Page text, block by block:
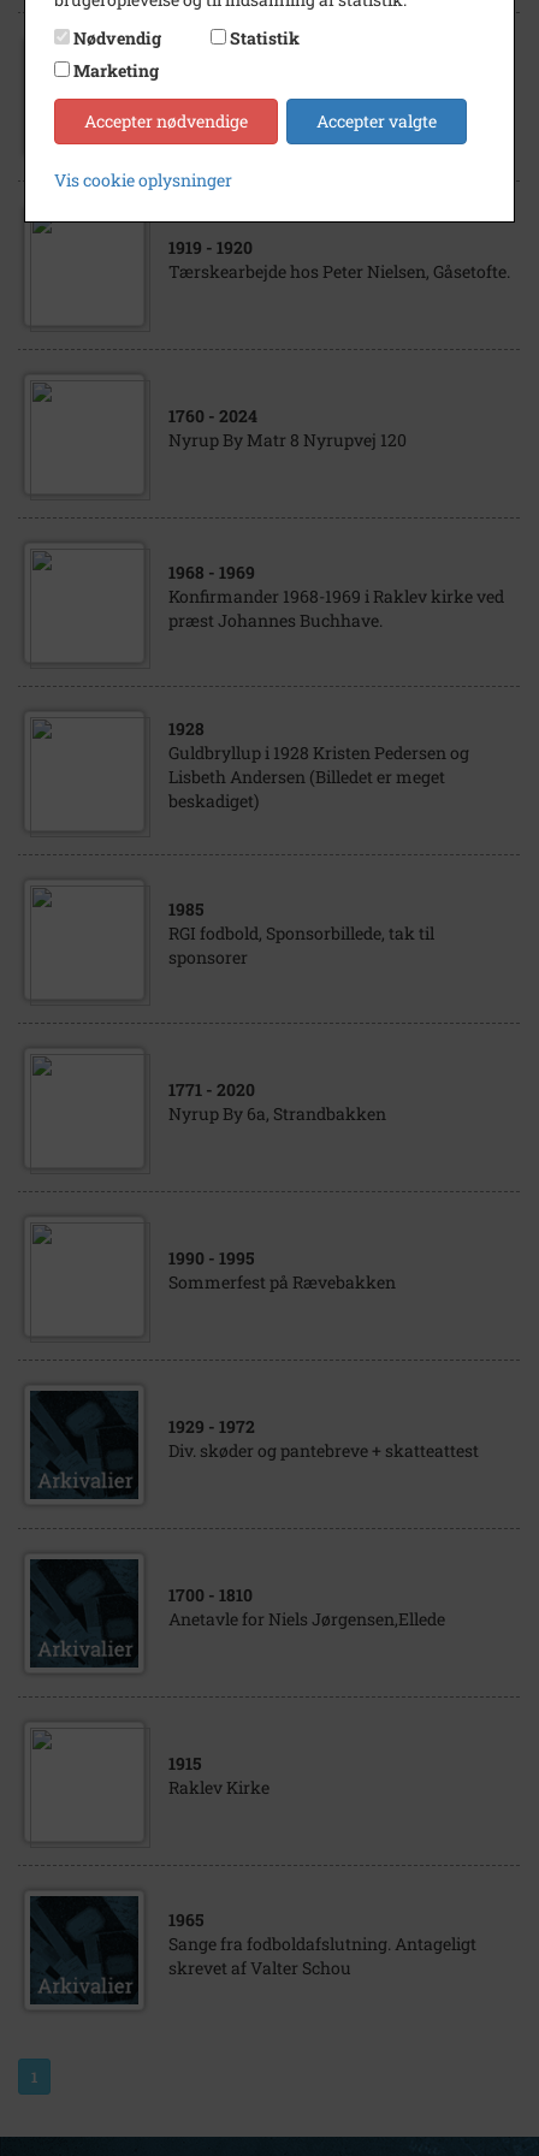
Munkesøen, Kalundborg.
1919 - 1920
Tærskearbejde hos Peter Nielsen, Gåsetofte.
1760 - 2024
Nyrup By Matr 8 Nyrupvej 120
1968 - 1969
Konfirmander 1968-1969 i Raklev kirke ved
præst Johannes Buchhave.
1928
Guldbryllup i 1928 Kristen Pedersen og
Lisbeth Andersen (Billedet er meget
beskadiget)
1985
RGI fodbold, Sponsorbillede, tak til
sponsorer
1771 - 2020
Nyrup By 6a, Strandbakken
1990 - 1995
Sommerfest på Rævebakken
1929 - 1972
Div. skøder og pantebreve + skatteattest
1700 - 1810
Anetavle for Niels Jørgensen,Ellede
1915
Raklev Kirke
1965
Sange fra fodboldafslutning. Antageligt
skrevet af Valter Schou
1
Nødvendig
Statistik
Marketing
Accepter nødvendige Accepter valgte
Vis cookie oplysninger